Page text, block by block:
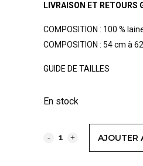
LIVRAISON ET RETOURS
COMPOSITION : 100 %
COMPOSITION : 54 cm à
GUIDE DE TAILLES
En stock
AJOUTER